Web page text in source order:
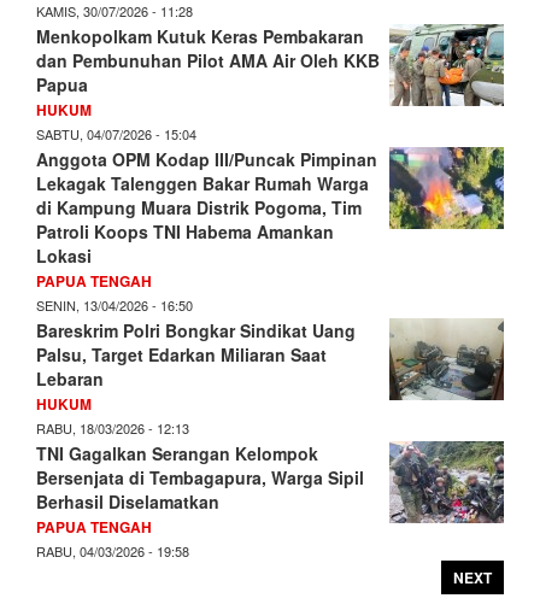
KAMIS, 30/07/2026 - 11:28
Menkopolkam Kutuk Keras Pembakaran
dan Pembunuhan Pilot AMA Air Oleh KKB
Papua
HUKUM
SABTU, 04/07/2026 - 15:04
Anggota OPM Kodap III/Puncak Pimpinan
Lekagak Talenggen Bakar Rumah Warga
di Kampung Muara Distrik Pogoma, Tim
Patroli Koops TNI Habema Amankan
Lokasi
PAPUA TENGAH
SENIN, 13/04/2026 - 16:50
Bareskrim Polri Bongkar Sindikat Uang
Palsu, Target Edarkan Miliaran Saat
Lebaran
HUKUM
RABU, 18/03/2026 - 12:13
TNI Gagalkan Serangan Kelompok
Bersenjata di Tembagapura, Warga Sipil
Berhasil Diselamatkan
PAPUA TENGAH
RABU, 04/03/2026 - 19:58
NEXT